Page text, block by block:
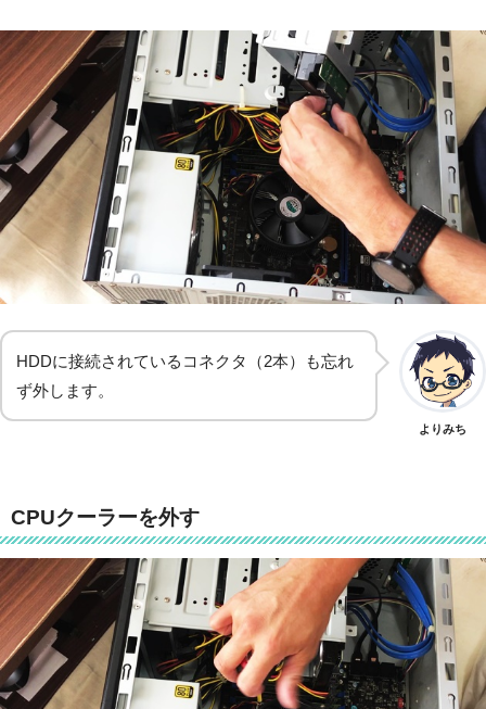
HDDに接続されているコネクタ（2本）も忘れ
ず外します。
よりみち
CPUクーラーを外す